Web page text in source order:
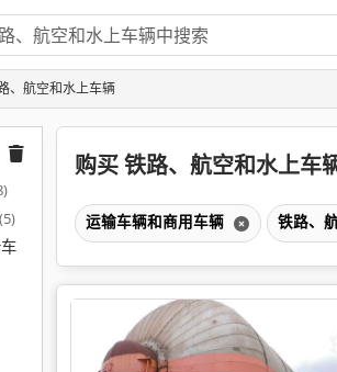
、航空和水上车辆
(5)
购买 铁路、航空和水上车
运输车辆和商用车辆 铁路、